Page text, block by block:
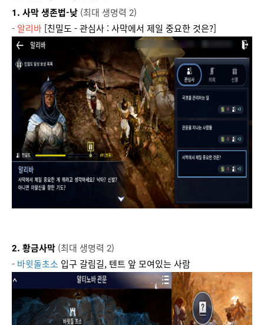
1. 사막 생존법-낮 (최대 생명력 2)
- 알리바 [친밀도 - 관심사 : 사막에서 제일 중요한 것은?]
2. 황금사막 (최대 생명력 2)
- 바윗돌초소 입구 갈림길, 텐트 앞 모여있는 사람